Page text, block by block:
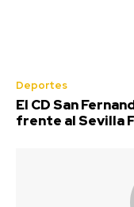
Deportes
El CD San
frente al Sevilla